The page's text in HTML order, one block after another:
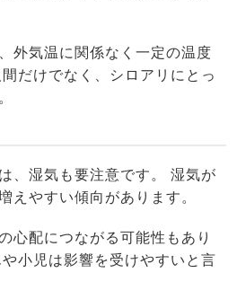
外気温に関係なく一定の温度
だけでなく、シロアリにとっ
、湿気も要注意です。 湿気が
えやすい傾向があります。
心配につながる可能性もあり
小児は影響を受けやすいと言